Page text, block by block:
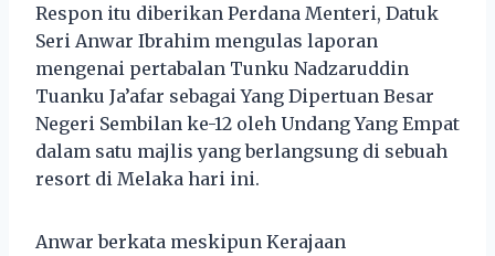
Respon itu diberikan Perdana Menteri, Datuk
Seri Anwar Ibrahim mengulas laporan
mengenai pertabalan Tunku Nadzaruddin
Tuanku Ja’afar sebagai Yang Dipertuan Besar
Negeri Sembilan ke-12 oleh Undang Yang Empat
dalam satu majlis yang berlangsung di sebuah
resort di Melaka hari ini.
Anwar berkata meskipun Kerajaan